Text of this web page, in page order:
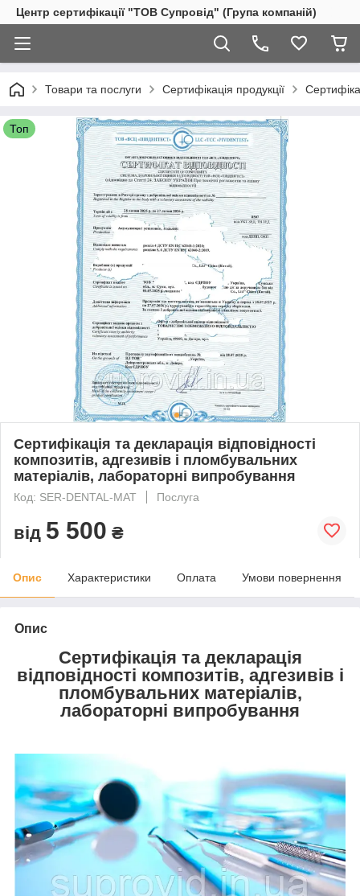
Центр сертифікації "ТОВ Супровід" (Група компаній)
Товари та послуги Сертифікація продукції
Топ
Сертифікація та декларація відповідності
композитів, адгезивів і пломбувальних
матеріалів, лабораторні випробування
Код: SER-DENTAL-MAT Послуга
від 5 500 ₴
Опис Характеристики Оплата Умови повернення
Опис
Сертифікація та декларація
відповідності композитів, адгезивів і
пломбувальних матеріалів,
лабораторні випробування